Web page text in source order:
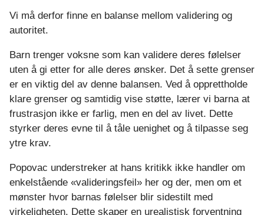
Vi må derfor finne en balanse mellom validering og
autoritet.
Barn trenger voksne som kan validere deres følelser
uten å gi etter for alle deres ønsker. Det å sette grenser
er en viktig del av denne balansen. Ved å opprettholde
klare grenser og samtidig vise støtte, lærer vi barna at
frustrasjon ikke er farlig, men en del av livet. Dette
styrker deres evne til å tåle uenighet og å tilpasse seg
ytre krav.
Popovac understreker at hans kritikk ikke handler om
enkelstående «valideringsfeil» her og der, men om et
mønster hvor barnas følelser blir sidestilt med
virkeligheten. Dette skaper en urealistisk forventning